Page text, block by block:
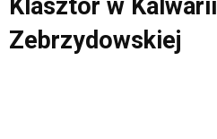
Klasztor w Kalwarii
Zebrzydowskiej